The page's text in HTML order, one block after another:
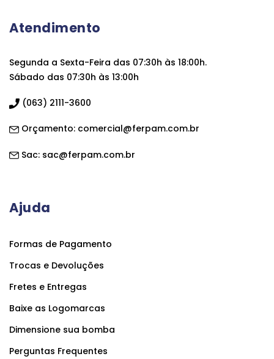
Atendimento
Segunda a Sexta-Feira das 07:30h às 18:00h.
Sábado das 07:30h às 13:00h
(063) 2111-3600
Orçamento: comercial@ferpam.com.br
Sac: sac@ferpam.com.br
Ajuda
Formas de Pagamento
Trocas e Devoluções
Fretes e Entregas
Baixe as Logomarcas
Dimensione sua bomba
Perguntas Frequentes